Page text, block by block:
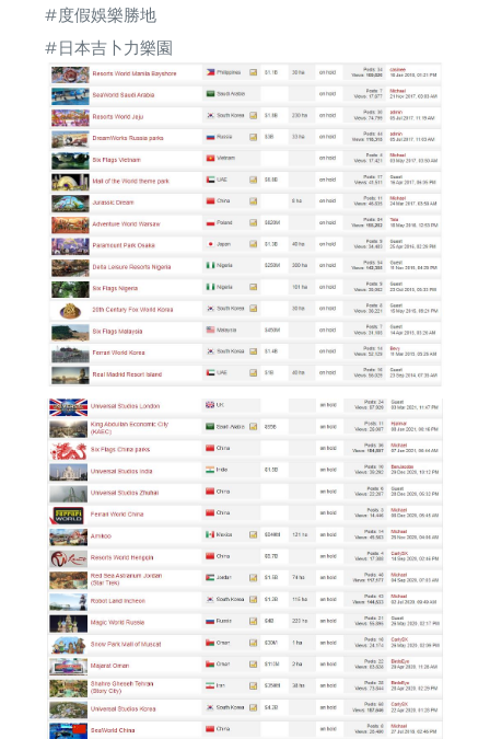
#度假娛樂勝地
#日本吉卜力樂園